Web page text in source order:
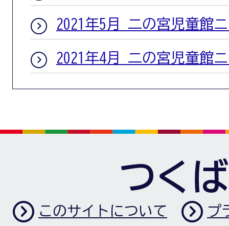
2021年5月 二の宮児童館
2021年4月 二の宮児童館
つく
このサイトについて プ